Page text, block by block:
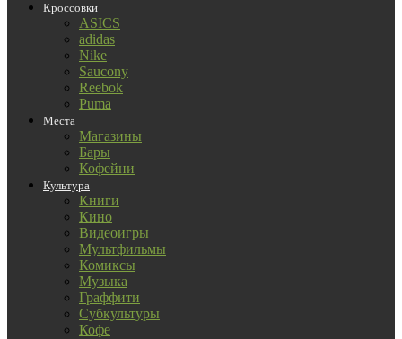
Кроссовки
ASICS
adidas
Nike
Saucony
Reebok
Puma
Места
Магазины
Бары
Кофейни
Культура
Книги
Кино
Видеоигры
Мультфильмы
Комиксы
Музыка
Граффити
Субкультуры
Кофе